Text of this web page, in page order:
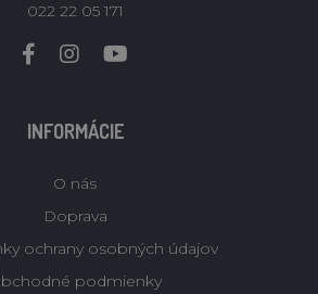
022 22 05 171
INFORMÁCIE
O nás
Doprava
ochrany osobných údajov
podmienky